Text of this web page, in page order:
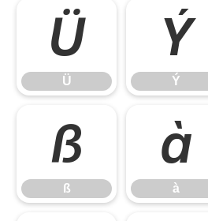
Ü
Ü
Ý
Ý
ß
ß
à
à